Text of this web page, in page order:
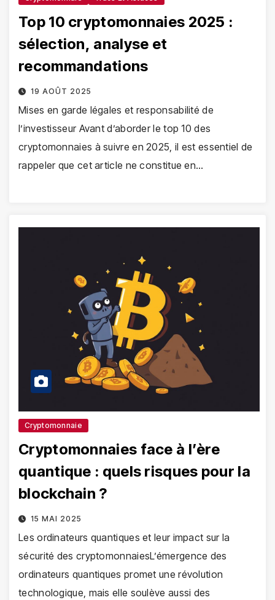
Top 10 cryptomonnaies 2025 :
sélection, analyse et
recommandations
19 AOÛT 2025
Mises en garde légales et responsabilité de
l’investisseur Avant d’aborder le top 10 des
cryptomonnaies à suivre en 2025, il est essentiel de
rappeler que cet article ne constitue en…
Cryptomonnaie
Cryptomonnaies face à l’ère
quantique : quels risques pour la
blockchain ?
15 MAI 2025
Les ordinateurs quantiques et leur impact sur la
sécurité des cryptomonnaiesL’émergence des
ordinateurs quantiques promet une révolution
technologique, mais elle soulève aussi des